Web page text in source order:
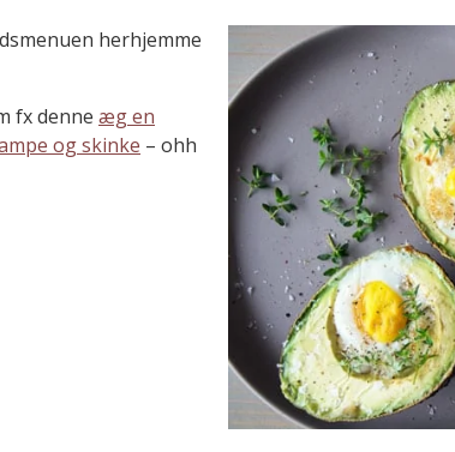
herhjemme
fx denne æg en
og skinke – ohh